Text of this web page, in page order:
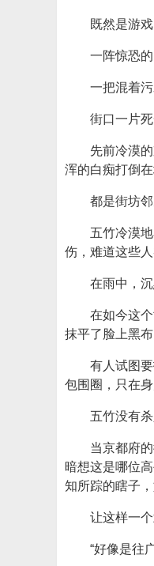
既然是游
一阵惊恐
一把混着
街口一片
先前冷漠
浑的白痴打倒在
都是街坊
五竹冷漠
伤，难道这些
在雨中，
在如今这
抹平了脸上黑
有人试图
包围圈，只在
五竹没有
当京都府
暗想这是哪位
知所踪的瞎子
让这样一
“好像是往